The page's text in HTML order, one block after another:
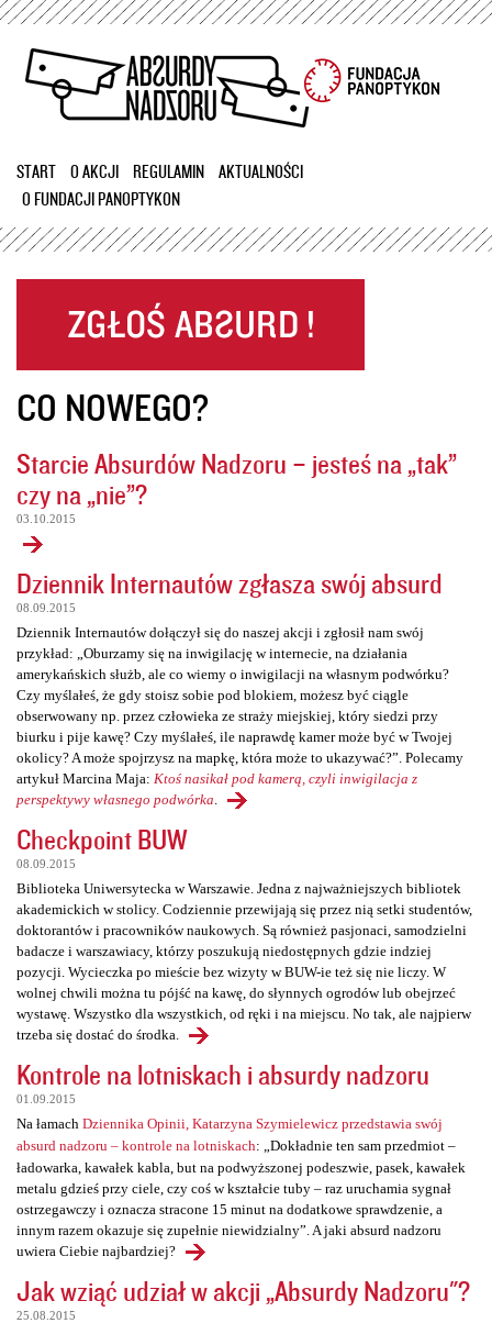
Przejdź
treści
START O AKCJI REGULAMIN
AKTUALNOŚCI
O FUNDACJI PANOPTYKON
CO NOWEGO?
Starcie Absurdów Nadzoru – jesteś na „tak”
czy na „nie”?
03.10.2015
Dziennik Internautów zgłasza swój absurd
08.09.2015
Dziennik Internautów dołączył się do naszej akcji i zgłosił nam swój
przykład: „Oburzamy się na inwigilację w internecie, na działania
amerykańskich służb, ale co wiemy o inwigilacji na własnym podwórku?
Czy myślałeś, że gdy stoisz sobie pod blokiem, możesz być ciągle
obserwowany np. przez człowieka ze straży miejskiej, który siedzi przy
biurku i pije kawę? Czy myślałeś, ile naprawdę kamer może być w Twojej
okolicy? A może spojrzysz na mapkę, która może to ukazywać?”. Polecamy
artykuł Marcina Maja: Ktoś nasikał pod kamerą, czyli inwigilacja z
perspektywy własnego podwórka
Checkpoint BUW
08.09.2015
Biblioteka Uniwersytecka w Warszawie. Jedna z najważniejszych bibliotek
akademickich w stolicy. Codziennie przewijają się przez nią setki studentów,
doktorantów i pracowników naukowych. Są również pasjonaci, samodzielni
badacze i warszawiacy, którzy poszukują niedostępnych gdzie indziej
pozycji. Wycieczka po mieście bez wizyty w BUW-ie też się nie liczy. W
wolnej chwili można tu pójść na kawę, do słynnych ogrodów lub obejrzeć
wystawę. Wszystko dla wszystkich, od ręki i na miejscu. No tak, ale najpierw
trzeba się dostać do środka.
Kontrole na lotniskach i absurdy nadzoru
01.09.2015
Na łamach Dziennika Opinii, Katarzyna Szymielewicz przedstawia swój
absurd nadzoru – kontrole na lotniskach: „Dokładnie ten sam przedmiot –
ładowarka, kawałek kabla, but na podwyższonej podeszwie, pasek, kawałek
metalu gdzieś przy ciele, czy coś w kształcie tuby – raz uruchamia sygnał
ostrzegawczy i oznacza stracone 15 minut na dodatkowe sprawdzenie, a
innym razem okazuje się zupełnie niewidzialny”. A jaki absurd nadzoru
uwiera Ciebie najbardziej?
Jak wziąć udział w akcji „Absurdy Nadzoru"?
25.08.2015